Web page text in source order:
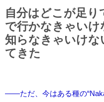
自分はどこが足り
で行かなきゃいけ
知らなきゃいけな
てきた
――ただ、今はある種の